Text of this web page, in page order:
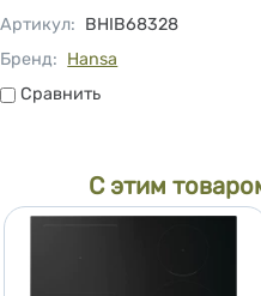
Артикул: BHIB68328
Бренд: Hansa
СравнитьСравнить
С этим